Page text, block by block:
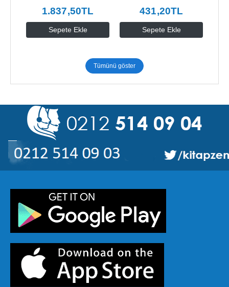
Sepete Ekle
1.837,50TL
Sepete Ekle
431,20TL
Tümünü göster